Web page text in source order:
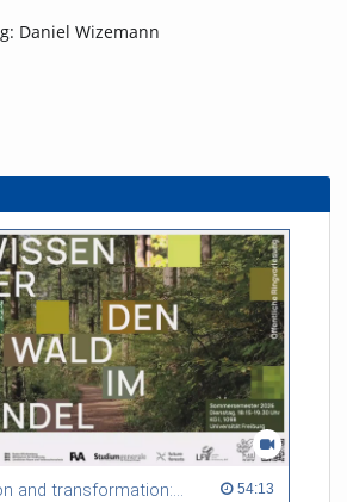
Daniel Wizemann
Between tradition and transformation: how owners, advisers and institutions co-create knowledge for resilient forests in Europe 54:13